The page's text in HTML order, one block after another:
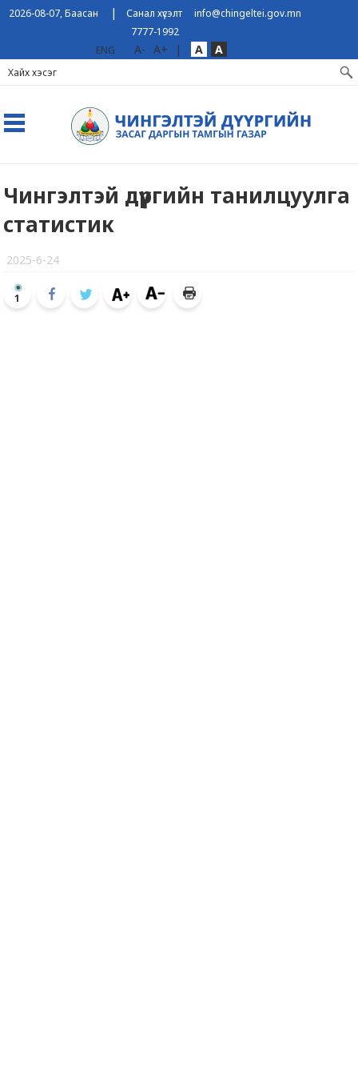
2026-08-07, Баасан |Санал хүсэлт
info@chingeltei.gov.mn
7777-1992
ENG
A- A+ | A A
Чингэлтэй дүүргийн танилцуулга
статистик
2025-6-24
1